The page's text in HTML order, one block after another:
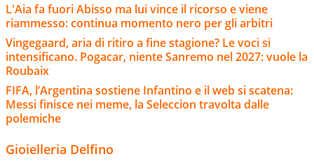
L'Aia fa fuori Abisso ma lui vince il ricorso e viene
riammesso: continua momento nero per gli arbitri
Vingegaard, aria di ritiro a fine stagione? Le voci si
intensificano. Pogacar, niente Sanremo nel 2027: vuole la
Roubaix
FIFA, l’Argentina sostiene Infantino e il web si scatena:
Messi finisce nei meme, la Seleccion travolta dalle
polemiche
Gioielleria Delfino